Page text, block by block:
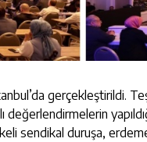
gerçekleştirildi.
sendikal duruşa,